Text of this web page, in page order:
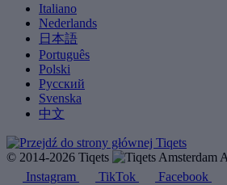
Italiano
Nederlands
日本語
Português
Polski
Русский
Svenska
中文
© 2014-2026 Tiqets
Instagram
TikTok Facebook